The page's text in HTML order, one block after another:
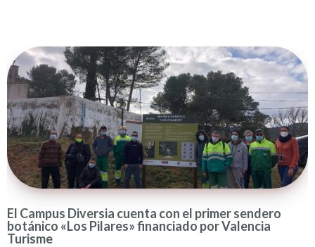
El Campus Diversia cuenta con el primer sendero
botánico «Los Pilares» financiado por Valencia
Turisme